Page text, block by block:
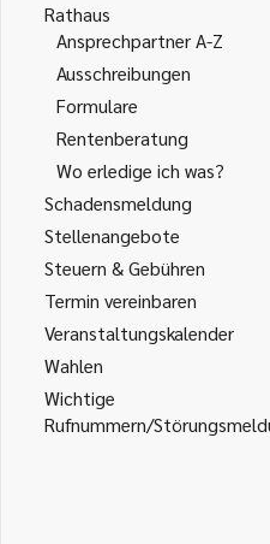
Rathaus
Ansprechpartner A-Z
Ausschreibungen
Formulare
Rentenberatung
Wo erledige ich was?
Schadensmeldung
Stellenangebote
Steuern & Gebühren
Termin vereinbaren
Veranstaltungskalender
Wahlen
Wichtige
Rufnummern/